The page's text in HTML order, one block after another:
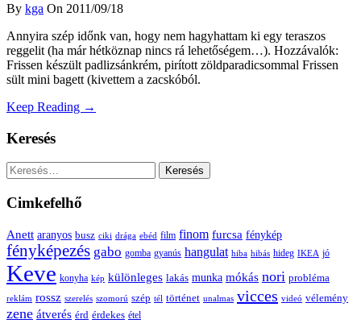
By kga On 2011/09/18
Annyira szép időnk van, hogy nem hagyhattam ki egy teraszos
reggelit (ha már hétköznap nincs rá lehetőségem…). Hozzávalók:
Frissen készült padlizsánkrém, pirított zöldparadicsommal Frissen
sült mini bagett (kivettem a zacskóból.
Keep Reading →
Keresés
Keresés:
Cimkefelhő
Anett aranyos busz ciki drága ebéd film finom furcsa fénykép
fényképezés gabo gomba gyanús hangulat hiba hibás hideg IKEA jó
Keve konyha kép különleges lakás munka mókás nori probléma
reklám rossz szerelés szomorú szép tél történet unalmas vicces videó vélemény
zene átverés érd érdekes étel